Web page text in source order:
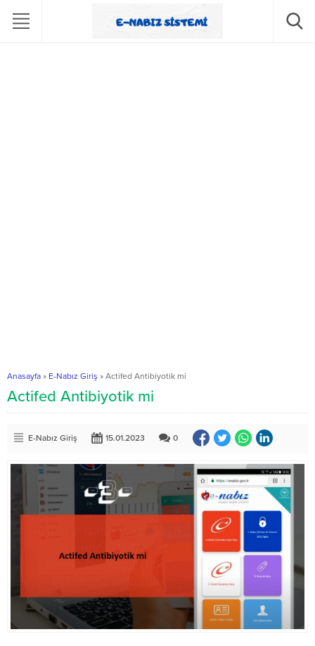
Anasayfa » E-Nabız Giriş » Actifed Antibiyotik mi
Actifed Antibiyotik mi
E-Nabız Giriş 15.01.2023 0